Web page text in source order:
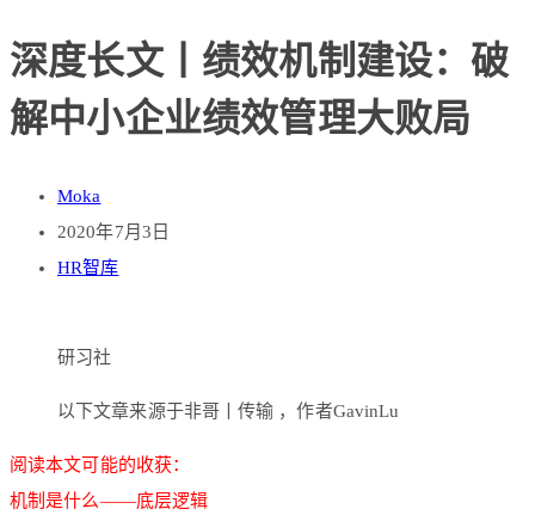
深度长文丨绩效机制建设：破
解中小企业绩效管理大败局
Moka
2020年7月3日
HR智库
研习社
以下文章来源于非哥丨传输 ，作者GavinLu
阅读本文可能的收获：
机制是什么——底层逻辑